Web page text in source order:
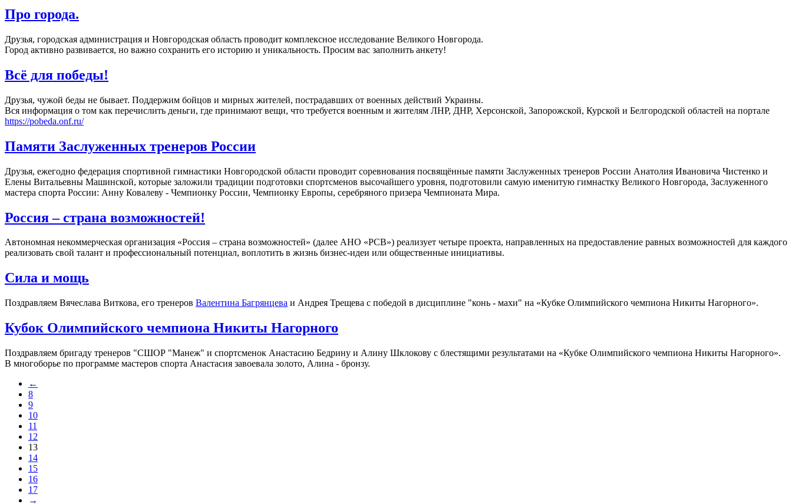
Про города.
Друзья, городская администрация и Новгородская область проводит комплексное исследование Великого Новгорода.
Город активно развивается, но важно сохранить его историю и уникальность. Просим вас заполнить анкету!
Всё для победы!
Друзья, чужой беды не бывает. Поддержим бойцов и мирных жителей, пострадавших от военных действий Украины.
Вся информация о том как перечислить деньги, где принимают вещи, что требуется военным и жителям ЛНР, ДНР, Херсонской, Запорожской, Курской и Белгородской областей на портале
https://pobeda.onf.ru/
Памяти Заслуженных тренеров России
Друзья, ежегодно федерация спортивной гимнастики Новгородской области проводит соревнования посвящённые памяти Заслуженных тренеров России Анатолия Ивановича Чистенко и
Елены Витальевны Машинской, которые заложили традиции подготовки спортсменов высочайшего уровня, подготовили самую именитую гимнастку Великого Новгорода, Заслуженного
мастера спорта России: Анну Ковалеву - Чемпионку России, Чемпионку Европы, серебряного призера Чемпионата Мира.
Россия – страна возможностей!
Автономная некоммерческая организация «Россия – страна возможностей» (далее АНО «РСВ») реализует четыре проекта, направленных на предоставление равных возможностей для каждого
реализовать свой талант и профессиональный потенциал, воплотить в жизнь бизнес-идеи или общественные инициативы.
Сила и мощь
Поздравляем Вячеслава Виткова, его тренеров Валентина Багрянцева и Андрея Трещева с победой в дисциплине "конь - махи" на «Кубке Олимпийского чемпиона Никиты Нагорного».
Кубок Олимпийского чемпиона Никиты Нагорного
Поздравляем бригаду тренеров "СШОР "Манеж" и спортсменок Анастасию Бедрину и Алину Шклокову с блестящими результатами на «Кубке Олимпийского чемпиона Никиты Нагорного».
В многоборье по программе мастеров спорта Анастасия завоевала золото, Алина - бронзу.
←
8
9
10
11
12
13
14
15
16
17
→